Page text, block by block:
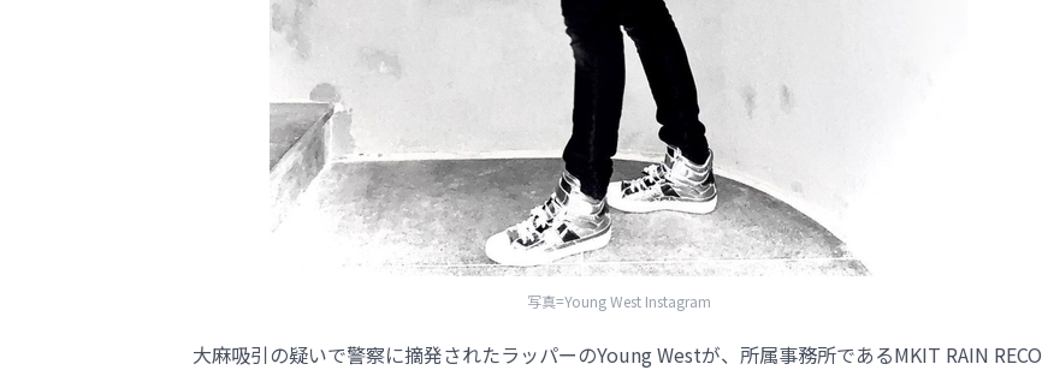
写真=Young West Instagram
大麻吸引の疑いで警察に摘発されたラッパーのYoung Westが、所属事務所であるMKIT RAIN RECO